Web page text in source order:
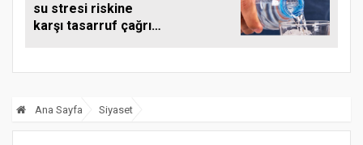
su stresi riskine
karşı tasarruf çağrısı
Ana Sayfa Siyaset